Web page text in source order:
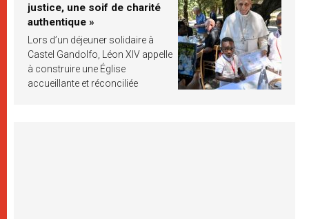
justice, une soif de charité
authentique »
Lors d’un déjeuner solidaire à
Castel Gandolfo, Léon XIV appelle
à construire une Église
accueillante et réconciliée